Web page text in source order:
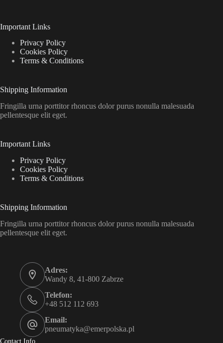
Important Links
Privacy Policy
Cookies Policy
Terms & Conditions
Shipping Information
Fringilla urna porttitor rhoncus dolor purus nonulla malesuada
pellentesque elit eget.
Important Links
Privacy Policy
Cookies Policy
Terms & Conditions
Shipping Information
Fringilla urna porttitor rhoncus dolor purus nonulla malesuada
pellentesque elit eget.
Adres:
Wandy 8, 41-800 Zabrze
Telefon:
+48 512 112 693
Email:
pneumatyka@emerpolska.pl
Contact Info